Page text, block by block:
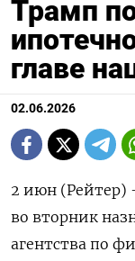
Трамп
главе
02.06.2026
2 июн (Рейтер)
во ‌вторник
агентства по